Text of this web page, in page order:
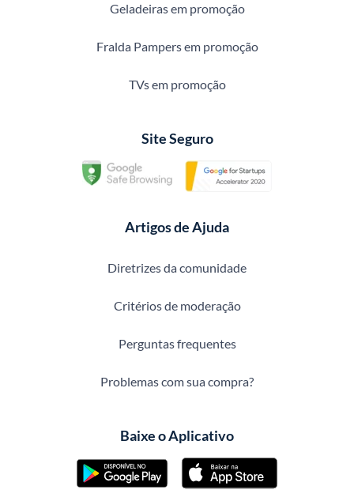
Geladeiras em promoção
Fralda Pampers em promoção
TVs em promoção
Site Seguro
Artigos de Ajuda
Diretrizes da comunidade
Critérios de moderação
Perguntas frequentes
Problemas com sua compra?
Baixe o Aplicativo